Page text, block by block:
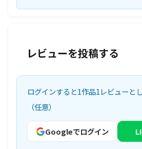
レビューを投稿する
ログインすると1作品1レビューと
（任意）
Googleでログイン